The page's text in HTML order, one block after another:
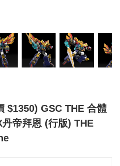
$1350) GSC THE 合體
帝拜恩 (行版) THE